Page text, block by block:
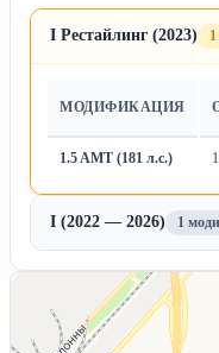
I Рестайлинг (2023)
МОДИФИКАЦИЯ
1.5 AMT (181 л.с.)
I (2022 — 2026) 1